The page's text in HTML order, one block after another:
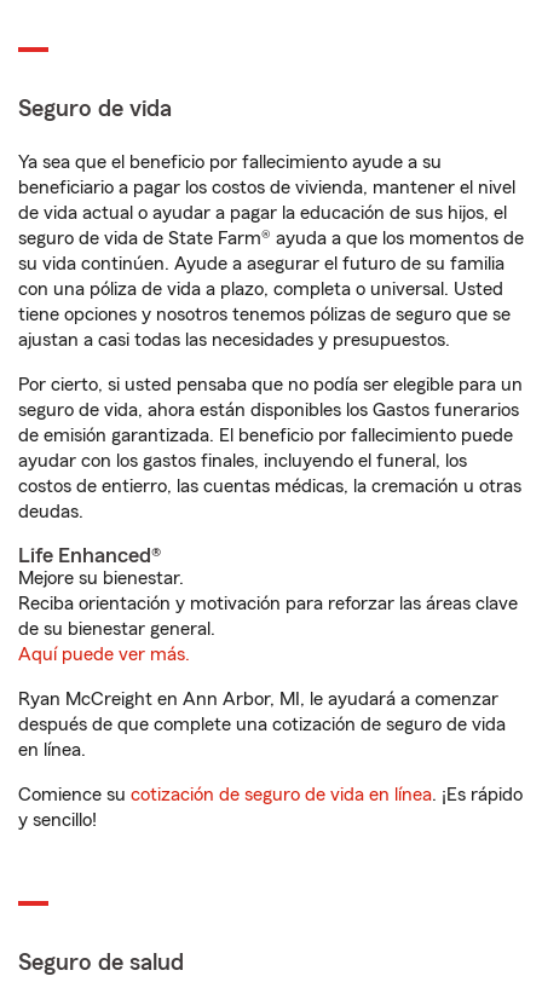
Seguro de vida
Ya sea que el beneficio por fallecimiento ayude a su
beneficiario a pagar los costos de vivienda, mantener el nivel
de vida actual o ayudar a pagar la educación de sus hijos, el
seguro de vida de State Farm® ayuda a que los momentos de
su vida continúen. Ayude a asegurar el futuro de su familia
con una póliza de vida a plazo, completa o universal. Usted
tiene opciones y nosotros tenemos pólizas de seguro que se
ajustan a casi todas las necesidades y presupuestos.
Por cierto, si usted pensaba que no podía ser elegible para un
seguro de vida, ahora están disponibles los Gastos funerarios
de emisión garantizada. El beneficio por fallecimiento puede
ayudar con los gastos finales, incluyendo el funeral, los
costos de entierro, las cuentas médicas, la cremación u otras
deudas.
Life Enhanced®
Mejore su bienestar.
Reciba orientación y motivación para reforzar las áreas clave
de su bienestar general.
Aquí puede ver más.
Ryan McCreight en Ann Arbor, MI, le ayudará a comenzar
después de que complete una cotización de seguro de vida
en línea.
Comience su cotización de seguro de vida en línea. ¡Es rápido
y sencillo!
Seguro de salud